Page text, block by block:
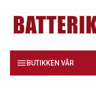
BUTIKKEN VÅR